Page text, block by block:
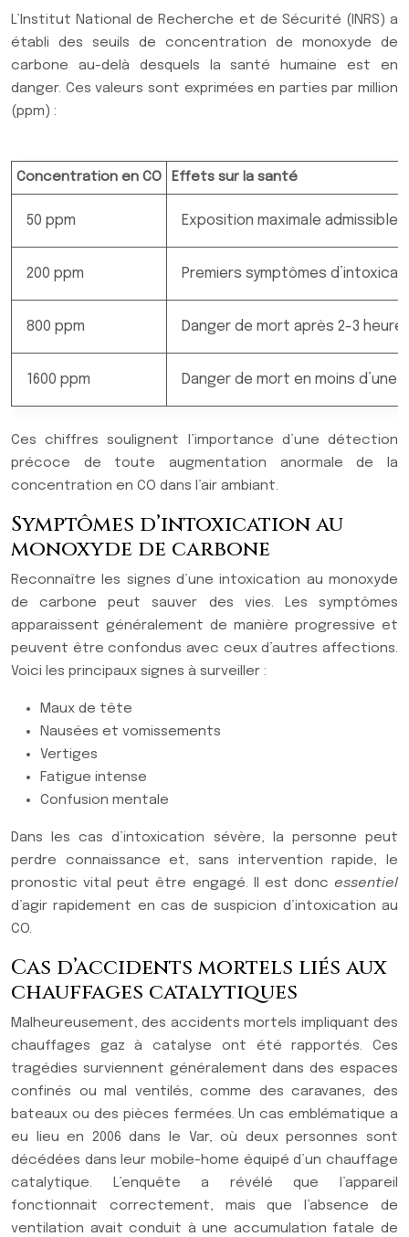
L’Institut National de Recherche et de Sécurité (INRS) a
établi des seuils de concentration de monoxyde de
carbone au-delà desquels la santé humaine est en
danger. Ces valeurs sont exprimées en parties par million
(ppm) :
Concentration en CO Effets sur la santé
50 ppm Exposition maximale admissible
200 ppm Premiers symptômes
800 ppm Danger de mort après 2-3
1600 ppm Danger de mort en moins d’une
Ces chiffres soulignent l’importance d’une détection
précoce de toute augmentation anormale de la
concentration en CO dans l’air ambiant.
Symptômes d’intoxication au
monoxyde de carbone
Reconnaître les signes d’une intoxication au monoxyde
de carbone peut sauver des vies. Les symptômes
apparaissent généralement de manière progressive et
peuvent être confondus avec ceux d’autres affections.
Voici les principaux signes à surveiller :
Maux de tête
Nausées et vomissements
Vertiges
Fatigue intense
Confusion mentale
Dans les cas d’intoxication sévère, la personne peut
perdre connaissance et, sans intervention rapide, le
pronostic vital peut être engagé. Il est donc essentiel
d’agir rapidement en cas de suspicion d’intoxication au
CO.
Cas d’accidents mortels liés aux
chauffages catalytiques
Malheureusement, des accidents mortels impliquant des
chauffages gaz à catalyse ont été rapportés. Ces
tragédies surviennent généralement dans des espaces
confinés ou mal ventilés, comme des caravanes, des
bateaux ou des pièces fermées. Un cas emblématique a
eu lieu en 2006 dans le Var, où deux personnes sont
décédées dans leur mobile-home équipé d’un chauffage
catalytique. L’enquête a révélé que l’appareil
fonctionnait correctement, mais que l’absence de
ventilation avait conduit à une accumulation fatale de